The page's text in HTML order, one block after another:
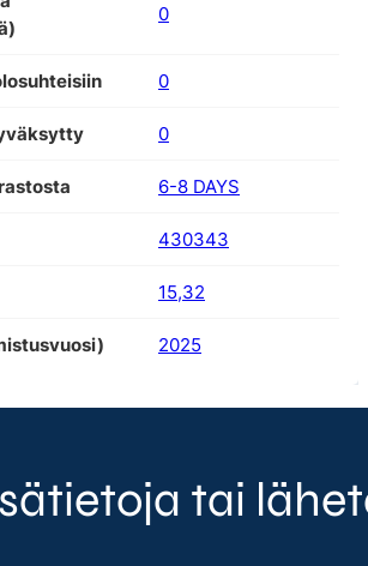
0
0
0
6-8 DAYS
430343
15,32
2025
tai